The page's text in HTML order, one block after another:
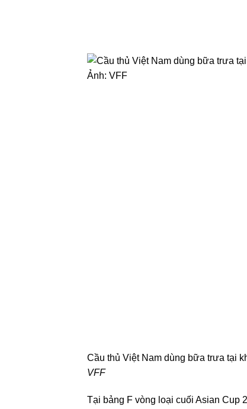
Cầu thủ Việt Nam dùng bữa trưa tại
VFF
Tại bảng F vòng loại cuối Asian Cup